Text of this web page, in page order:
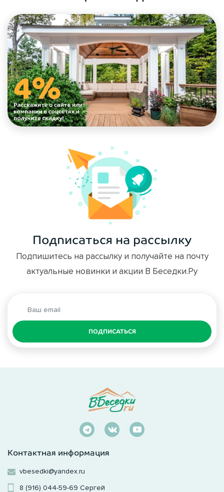
Подписаться на рассылку
Подпишитесь на рассылку и получайте на почту
актуальные новинки и акции В Беседки.Ру
ПОДПИСАТЬСЯ
Контактная информация
vbesedki@yandex.ru
8 (916) 044-59-69 Сергей